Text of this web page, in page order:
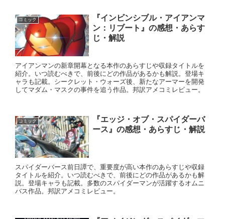
コミック
『インビンシブル・アイアンマ
ン：リブート』の感想・あらす
じ・解説
アイアンマンの新章開幕となる本作のあらすじや収録タイトルを
紹介。いつ読むべきで、前後にどの作品があるかも解説。登場キ
ャラも記載。シークレット・ウォーズ後、新たなアーマーを開発
してマダム・マスクの事件を追う作品。邦訳アメコミレビュー。
コミック
『エッジ・オブ・スパイダーバ
ース』の感想・あらすじ・解説
スパイダーバース前日譚で、重要度が高い本作のあらすじや収録
タイトルを紹介。いつ読むべきで、前後にどの作品があるかも解
説。登場キャラも記載。多数のスパイダーマンが活躍するオムニ
バス作品。邦訳アメコミレビュー。